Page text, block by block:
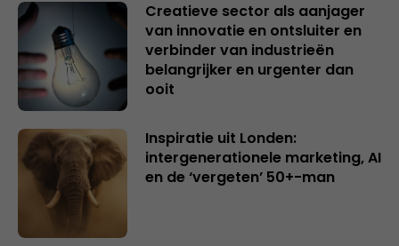
Creatieve sector als aanjager
van innovatie en ontsluiter en
verbinder van industrieën
belangrijker en urgenter dan
ooit
Inspiratie uit Londen:
intergenerationele marketing, AI
en de ‘vergeten’ 50+-man